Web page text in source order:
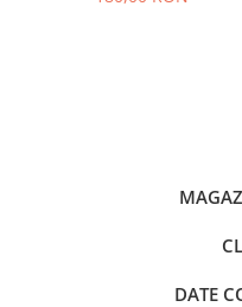
DATE